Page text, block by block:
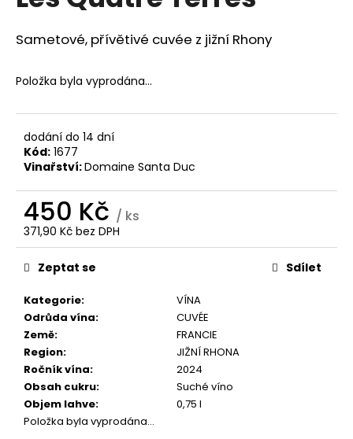
z
5
Sametové, přívětivé cuvée z jižní Rhony
Položka byla vyprodána…
dodání do 14 dní
Kód: 1677
Vinařství:Domaine Santa Duc
450 Kč / ks
371,90 Kč bez DPH
Měrná
cena:
Kategorie:
VÍNA
Odrůda vína:
CUVÉE
Země:
FRANCIE
Region:
JIŽNÍ RHONA
Ročník vína:
2024
Obsah cukru:
Suché víno
Objem lahve:
0,75 l
Položka byla vyprodána…
Zeptat se Sdílet
j
t
D
o
o
u
č
u
e
m